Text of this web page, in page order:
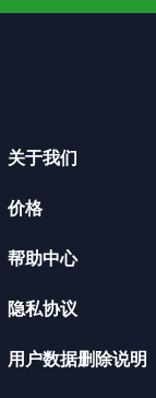
关于我们
价格
帮助中心
隐私协议
用户数据删除说明